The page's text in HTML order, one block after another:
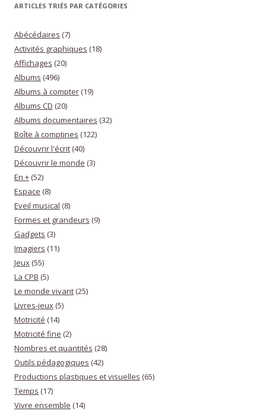
ARTICLES TRIÉS PAR CATÉGORIES
Abécédaires (7)
Activités graphiques (18)
Affichages (20)
Albums (496)
Albums à compter (19)
Albums CD (20)
Albums documentaires (32)
Boîte à comptines (122)
Découvrir l'écrit (40)
Découvrir le monde (3)
En + (52)
Espace (8)
Eveil musical (8)
Formes et grandeurs (9)
Gadgets (3)
Imagiers (11)
Jeux (55)
La CPB (5)
Le monde vivant (25)
Livres-jeux (5)
Motricité (14)
Motricité fine (2)
Nombres et quantités (28)
Outils pédagogiques (42)
Productions plastiques et visuelles (65)
Temps (17)
Vivre ensemble (14)